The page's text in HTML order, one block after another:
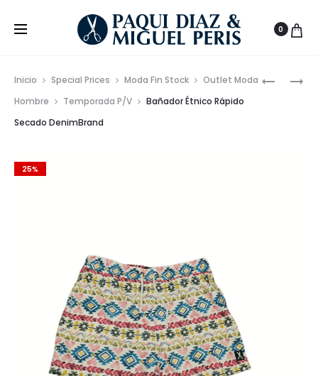
0
Inicio Special Prices Moda Fin Stock
Outlet Moda
Hombre
Temporada P/V
Bañador Étnico Rápido
Secado DenimBrand
25%